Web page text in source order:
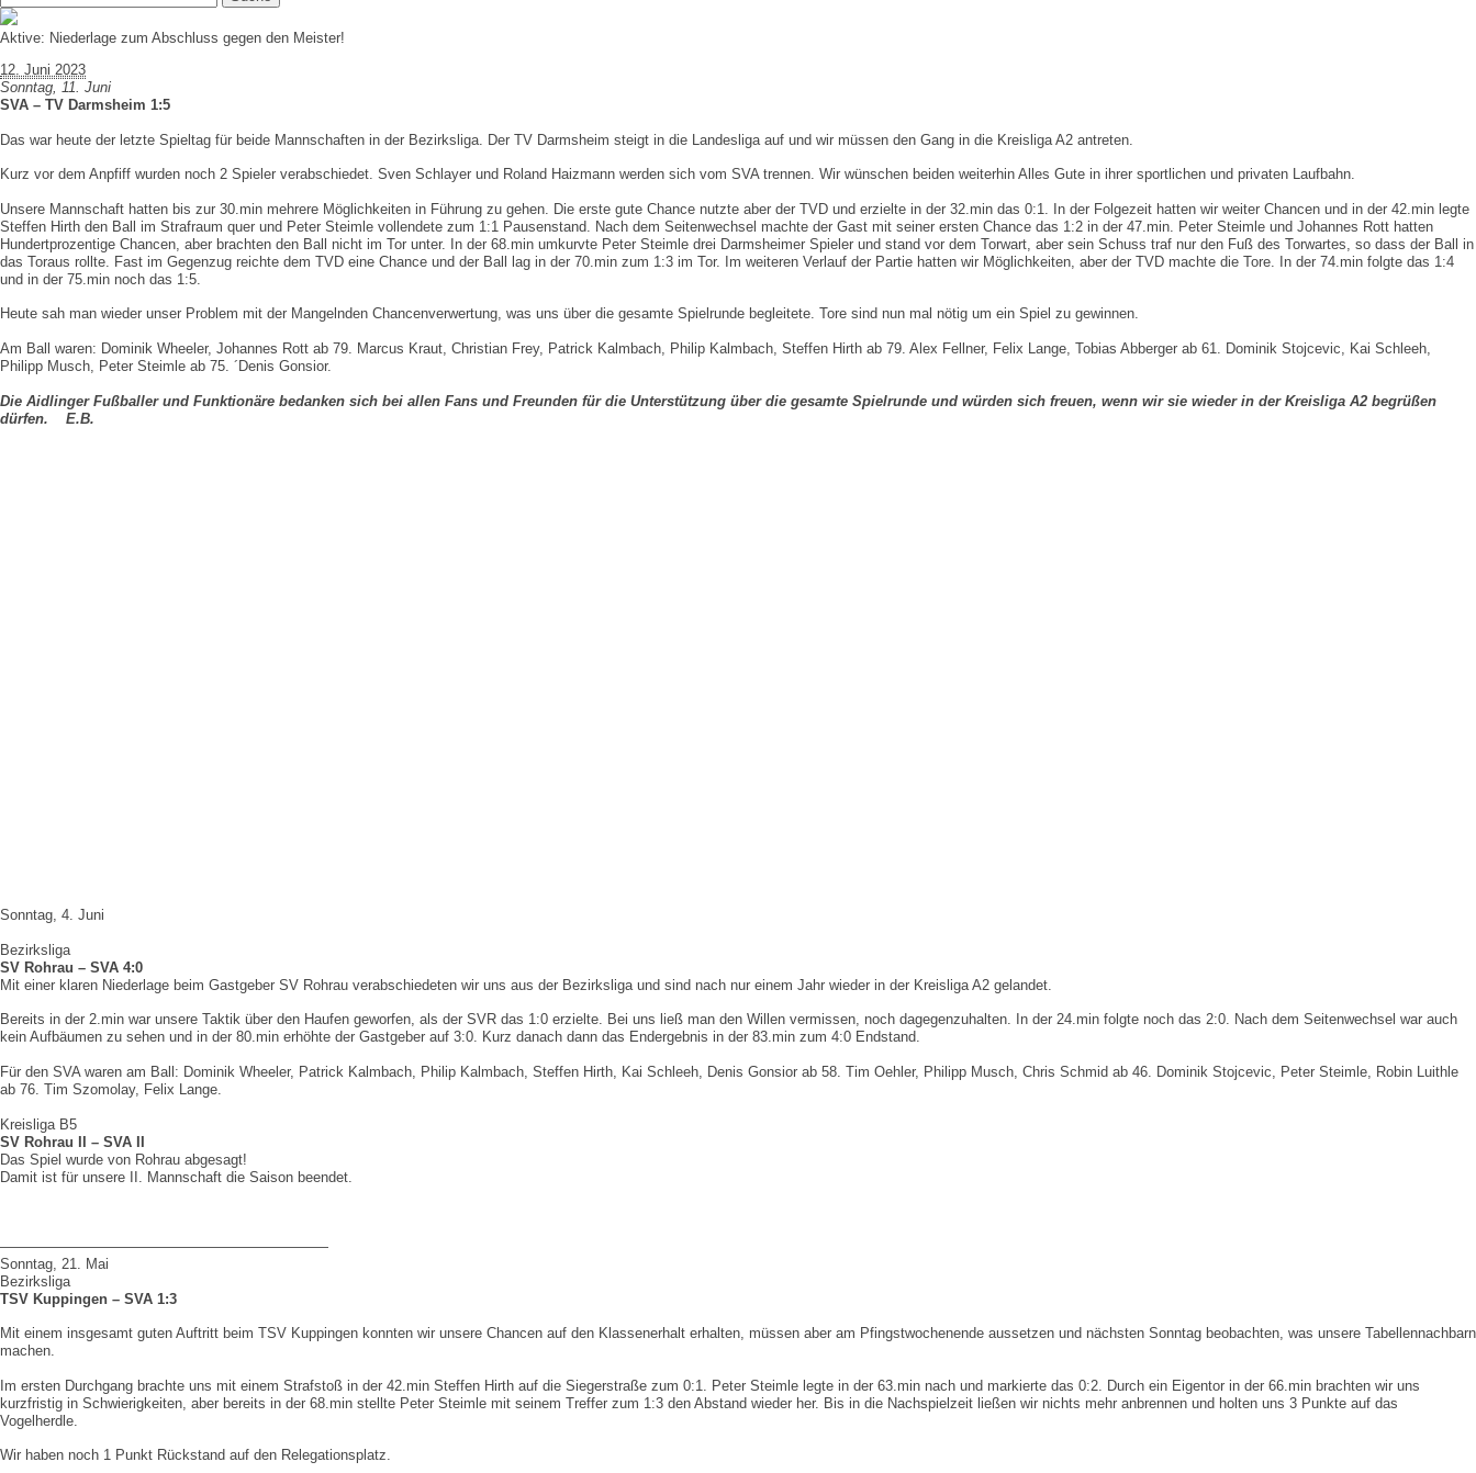
Aktive: Niederlage zum Abschluss gegen den Meister!
12. Juni 2023
Sonntag, 11. Juni
SVA – TV Darmsheim 1:5
Das war heute der letzte Spieltag für beide Mannschaften in der Bezirksliga. Der TV Darmsheim steigt in die Landesliga auf und wir müssen den Gang in die Kreisliga A2 antreten.
Kurz vor dem Anpfiff wurden noch 2 Spieler verabschiedet. Sven Schlayer und Roland Haizmann werden sich vom SVA trennen. Wir wünschen beiden weiterhin Alles Gute in ihrer sportlichen und privaten Laufbahn.
Unsere Mannschaft hatten bis zur 30.min mehrere Möglichkeiten in Führung zu gehen. Die erste gute Chance nutzte aber der TVD und erzielte in der 32.min das 0:1. In der Folgezeit hatten wir weiter Chancen und in der 42.min legte
Steffen Hirth den Ball im Strafraum quer und Peter Steimle vollendete zum 1:1 Pausenstand. Nach dem Seitenwechsel machte der Gast mit seiner ersten Chance das 1:2 in der 47.min. Peter Steimle und Johannes Rott hatten
Hundertprozentige Chancen, aber brachten den Ball nicht im Tor unter. In der 68.min umkurvte Peter Steimle drei Darmsheimer Spieler und stand vor dem Torwart, aber sein Schuss traf nur den Fuß des Torwartes, so dass der Ball in
das Toraus rollte. Fast im Gegenzug reichte dem TVD eine Chance und der Ball lag in der 70.min zum 1:3 im Tor. Im weiteren Verlauf der Partie hatten wir Möglichkeiten, aber der TVD machte die Tore. In der 74.min folgte das 1:4
und in der 75.min noch das 1:5.
Heute sah man wieder unser Problem mit der Mangelnden Chancenverwertung, was uns über die gesamte Spielrunde begleitete. Tore sind nun mal nötig um ein Spiel zu gewinnen.
Am Ball waren: Dominik Wheeler, Johannes Rott ab 79. Marcus Kraut, Christian Frey, Patrick Kalmbach, Philip Kalmbach, Steffen Hirth ab 79. Alex Fellner, Felix Lange, Tobias Abberger ab 61. Dominik Stojcevic, Kai Schleeh,
Philipp Musch, Peter Steimle ab 75. ´Denis Gonsior.
Die Aidlinger Fußballer und Funktionäre bedanken sich bei allen Fans und Freunden für die Unterstützung über die gesamte Spielrunde und würden sich freuen, wenn wir sie wieder in der Kreisliga A2 begrüßen
dürfen. E.B.
Sonntag, 4. Juni
Bezirksliga
SV Rohrau – SVA 4:0
Mit einer klaren Niederlage beim Gastgeber SV Rohrau verabschiedeten wir uns aus der Bezirksliga und sind nach nur einem Jahr wieder in der Kreisliga A2 gelandet.
Bereits in der 2.min war unsere Taktik über den Haufen geworfen, als der SVR das 1:0 erzielte. Bei uns ließ man den Willen vermissen, noch dagegenzuhalten. In der 24.min folgte noch das 2:0. Nach dem Seitenwechsel war auch
kein Aufbäumen zu sehen und in der 80.min erhöhte der Gastgeber auf 3:0. Kurz danach dann das Endergebnis in der 83.min zum 4:0 Endstand.
Für den SVA waren am Ball: Dominik Wheeler, Patrick Kalmbach, Philip Kalmbach, Steffen Hirth, Kai Schleeh, Denis Gonsior ab 58. Tim Oehler, Philipp Musch, Chris Schmid ab 46. Dominik Stojcevic, Peter Steimle, Robin Luithle
ab 76. Tim Szomolay, Felix Lange.
Kreisliga B5
SV Rohrau II – SVA II
Das Spiel wurde von Rohrau abgesagt!
Damit ist für unsere II. Mannschaft die Saison beendet.
———————————————————————
Sonntag, 21. Mai
Bezirksliga
TSV Kuppingen – SVA 1:3
Mit einem insgesamt guten Auftritt beim TSV Kuppingen konnten wir unsere Chancen auf den Klassenerhalt erhalten, müssen aber am Pfingstwochenende aussetzen und nächsten Sonntag beobachten, was unsere Tabellennachbarn
machen.
Im ersten Durchgang brachte uns mit einem Strafstoß in der 42.min Steffen Hirth auf die Siegerstraße zum 0:1. Peter Steimle legte in der 63.min nach und markierte das 0:2. Durch ein Eigentor in der 66.min brachten wir uns
kurzfristig in Schwierigkeiten, aber bereits in der 68.min stellte Peter Steimle mit seinem Treffer zum 1:3 den Abstand wieder her. Bis in die Nachspielzeit ließen wir nichts mehr anbrennen und holten uns 3 Punkte auf das
Vogelherdle.
Wir haben noch 1 Punkt Rückstand auf den Relegationsplatz.